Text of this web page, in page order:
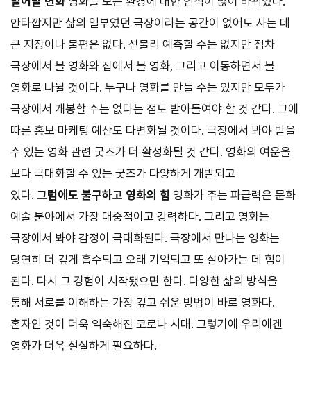
안타깝지만 삶의 일부였던 극장이라는 공간이 없어도 사는 데
큰 지장이나 불편은 없다. 섣불리 예측할 수는 없지만 점차
극장에서 볼 영화와 집에서 볼 영화, 그리고 이동하면서 볼
영화로 나뉠 것이다. 누구나 영화를 만들 수는 있지만 모두가
극장에서 개봉할 수는 없다는 점도 받아들여야 할 것 같다. 그에
따른 홍보 마케팅 예산도 다변화될 것이다. 극장에서 봐야 받을
수 있는 영화 관련 굿즈가 더 활성화될 것 같다. 영화의 여운을
보다 극대화할 수 있는 굿즈가 다양하게 개발되고
있다. 그럼에도 불구하고 영화의 힘 영화가 주는 파급력은 문화
예술 분야에서 가장 대중적이고 강력하다. 그리고 영화는
극장에서 봐야 감정이 극대화된다. 극장에서 만나는 영화는
당연히 더 깊게 흡수되고 오래 기억되고 또 살아가는 데 힘이
된다. 다시 그 경험이 시작됐으면 한다. 다양한 삶의 방식을
통해 서로를 이해하는 가장 깊고 쉬운 방법이 바로 영화다.
혼자인 것이 더욱 익숙해진 코로나 시대. 그렇기에 우리에겐
영화가 더욱 절실하게 필요하다.